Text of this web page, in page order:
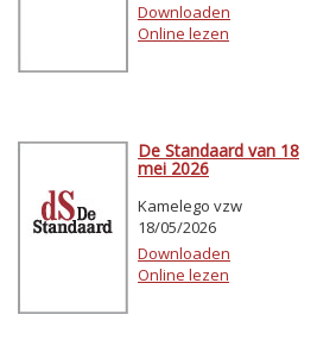
Downloaden
Online lezen
De Standaard van 18
mei 2026
Kamelego vzw
18/05/2026
Downloaden
Online lezen